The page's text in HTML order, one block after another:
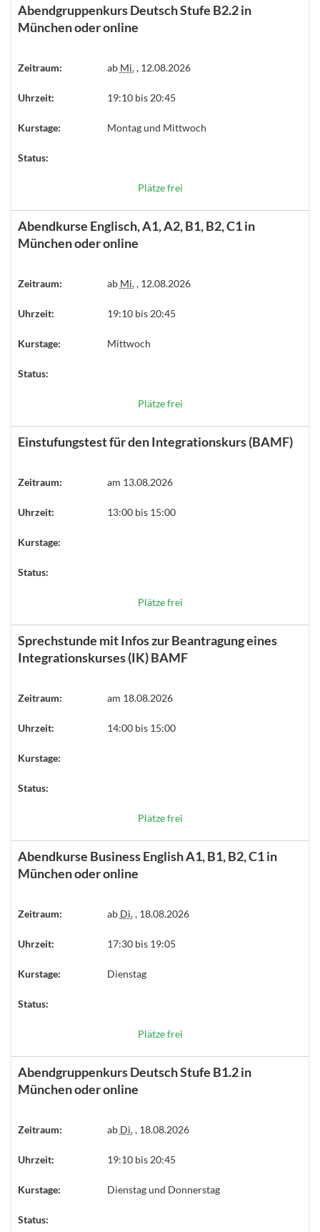
Abendgruppenkurs Deutsch Stufe B2.2 in
München oder online
Zeitraum: ab Mi., 12.08.2026
Uhrzeit: 19:10 bis 20:45
Kurstage: Montag und Mittwoch
Status:
Plätze frei
Abendkurse Englisch, A1, A2, B1, B2, C1 in
München oder online
Zeitraum: ab Mi., 12.08.2026
Uhrzeit: 19:10 bis 20:45
Kurstage: Mittwoch
Status:
Plätze frei
Einstufungstest für den Integrationskurs (BAMF)
Zeitraum: am 13.08.2026
Uhrzeit: 13:00 bis 15:00
Kurstage:
Status:
Plätze frei
Sprechstunde mit Infos zur Beantragung eines
Integrationskurses (IK) BAMF
Zeitraum: am 18.08.2026
Uhrzeit: 14:00 bis 15:00
Kurstage:
Status:
Plätze frei
Abendkurse Business English A1, B1, B2, C1 in
München oder online
Zeitraum: ab Di., 18.08.2026
Uhrzeit: 17:30 bis 19:05
Kurstage: Dienstag
Status:
Plätze frei
Abendgruppenkurs Deutsch Stufe B1.2 in
München oder online
Zeitraum: ab Di., 18.08.2026
Uhrzeit: 19:10 bis 20:45
Kurstage: Dienstag und Donnerstag
Status: